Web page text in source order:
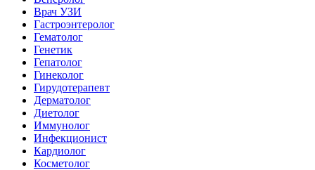
Врач УЗИ
Гастроэнтеролог
Гематолог
Генетик
Гепатолог
Гинеколог
Гирудотерапевт
Дерматолог
Диетолог
Иммунолог
Инфекционист
Кардиолог
Косметолог